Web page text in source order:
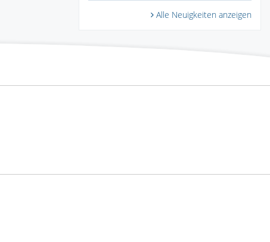
Alle Neuigkeiten anzeigen